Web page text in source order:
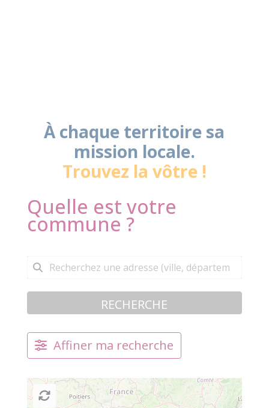
À chaque territoire sa
mission locale.
Trouvez la vôtre !
Quelle est votre
commune ?
RECHERCHE
Affiner ma recherche